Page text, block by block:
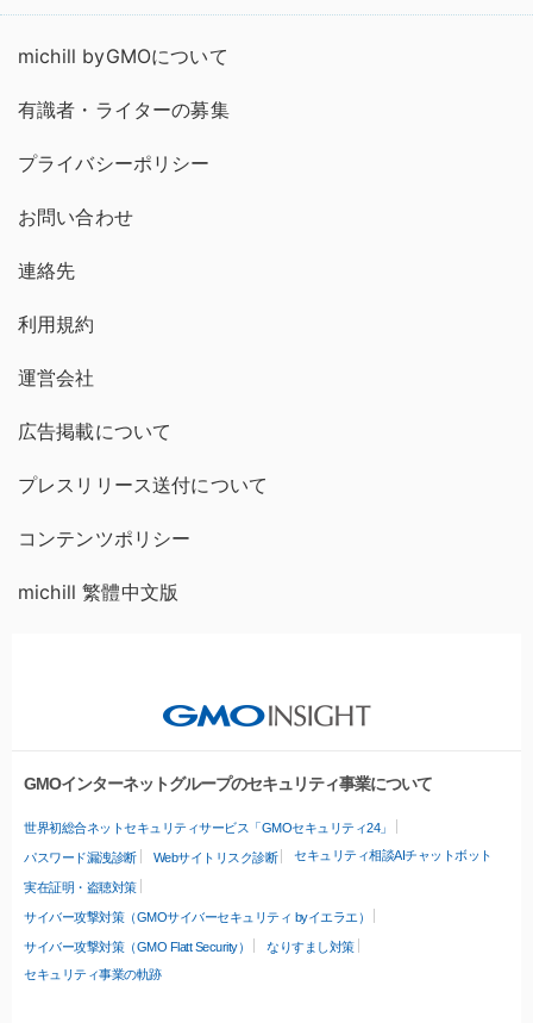
michill byGMOについて
有識者・ライターの募集
プライバシーポリシー
お問い合わせ
連絡先
利用規約
運営会社
広告掲載について
プレスリリース送付について
コンテンツポリシー
michill 繁體中文版
GMOインターネットグループのセキュリティ事業について
世界初総合ネットセキュリティサービス「GMOセキュリティ24」
パスワード漏洩診断 Webサイトリスク診断 セキュリティ相談AIチャットボット
実在証明・盗聴対策
サイバー攻撃対策（GMOサイバーセキュリティ byイエラエ）
サイバー攻撃対策（GMO Flatt Security）
なりすまし対策
セキュリティ事業の軌跡